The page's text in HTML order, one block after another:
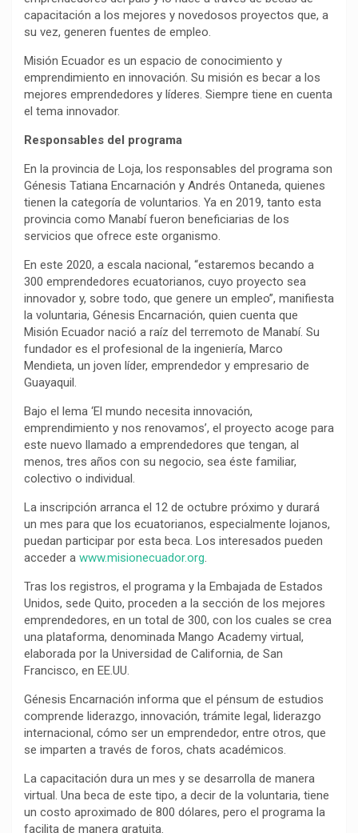
capacitación a los mejores y novedosos proyectos que, a
su vez, generen fuentes de empleo.
Misión Ecuador es un espacio de conocimiento y
emprendimiento en innovación. Su misión es becar a los
mejores emprendedores y líderes. Siempre tiene en cuenta
el tema innovador.
Responsables del programa
En la provincia de Loja, los responsables del programa son
Génesis Tatiana Encarnación y Andrés Ontaneda, quienes
tienen la categoría de voluntarios. Ya en 2019, tanto esta
provincia como Manabí fueron beneficiarias de los
servicios que ofrece este organismo.
En este 2020, a escala nacional, “estaremos becando a
300 emprendedores ecuatorianos, cuyo proyecto sea
innovador y, sobre todo, que genere un empleo”, manifiesta
la voluntaria, Génesis Encarnación, quien cuenta que
Misión Ecuador nació a raíz del terremoto de Manabí. Su
fundador es el profesional de la ingeniería, Marco
Mendieta, un joven líder, emprendedor y empresario de
Guayaquil.
Bajo el lema ‘El mundo necesita innovación,
emprendimiento y nos renovamos’, el proyecto acoge para
este nuevo llamado a emprendedores que tengan, al
menos, tres años con su negocio, sea éste familiar,
colectivo o individual.
La inscripción arranca el 12 de octubre próximo y durará
un mes para que los ecuatorianos, especialmente lojanos,
puedan participar por esta beca. Los interesados pueden
acceder a www.misionecuador.org.
Tras los registros, el programa y la Embajada de Estados
Unidos, sede Quito, proceden a la sección de los mejores
emprendedores, en un total de 300, con los cuales se crea
una plataforma, denominada Mango Academy virtual,
elaborada por la Universidad de California, de San
Francisco, en EE.UU.
Génesis Encarnación informa que el pénsum de estudios
comprende liderazgo, innovación, trámite legal, liderazgo
internacional, cómo ser un emprendedor, entre otros, que
se imparten a través de foros, chats académicos.
La capacitación dura un mes y se desarrolla de manera
virtual. Una beca de este tipo, a decir de la voluntaria, tiene
un costo aproximado de 800 dólares, pero el programa la
facilita de manera gratuita.